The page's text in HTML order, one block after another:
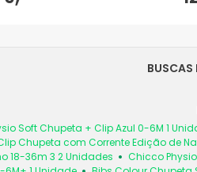
Soft Chupeta + Clip Azul 0-6M 1
Chupeta com Corrente Edição de
18-36m 3 2 Unidades
Chicco